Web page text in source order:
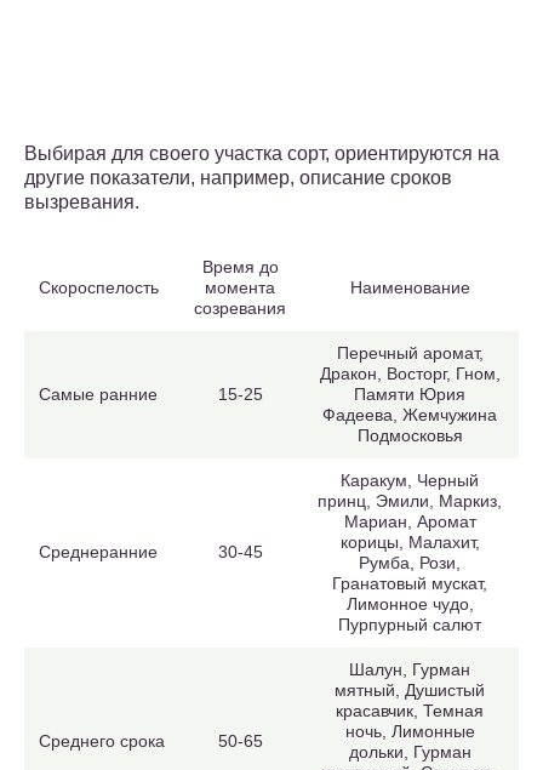
Выбирая для своего участка сорт, ориентируются на
другие показатели, например, описание сроков
вызревания.
Скороспелость
Время до
момента
созревания
Наименование
Самые ранние 15-25
Перечный аромат,
Дракон, Восторг, Гном,
Памяти Юрия
Фадеева, Жемчужина
Подмосковья
Среднеранние 30-45
Каракум, Черный
принц, Эмили, Маркиз,
Мариан, Аромат
корицы, Малахит,
Румба, Рози,
Гранатовый мускат,
Лимонное чудо,
Пурпурный салют
Среднего срока 50-65
Шалун, Гурман
мятный, Душистый
красавчик, Темная
ночь, Лимонные
дольки, Гурман